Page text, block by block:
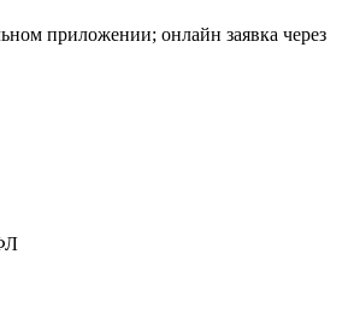
приложении; онлайн заявка через